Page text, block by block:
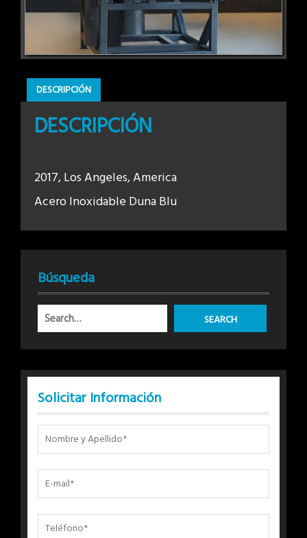
DESCRIPCIÓN
DESCRIPCIÓN
2017, Los Angeles, America
Acero Inoxidable Duna Blu
Búsqueda
Solicitar Información